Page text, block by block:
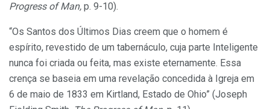
Progress of Man, p. 9-10).
“Os Santos dos Últimos Dias creem que o homem é
espírito, revestido de um tabernáculo, cuja parte Inteligente
nunca foi criada ou feita, mas existe eternamente. Essa
crença se baseia em uma revelação concedida à Igreja em
6 de maio de 1833 em Kirtland, Estado de Ohio” (Joseph